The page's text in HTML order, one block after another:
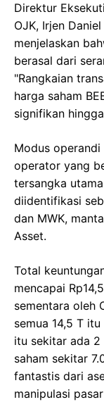
Direktur
OJK, Irjen
menjelaskan
berasal dari
"Rangkaian
harga saham
signifikan
Modus
operator yang
tersangka
diidentifikasi
dan MWK,
Asset.
Total
mencapai
sementara oleh
semua 14,5 T
itu sekitar ada 2
saham sekitar
fantastis dari
manipulasi